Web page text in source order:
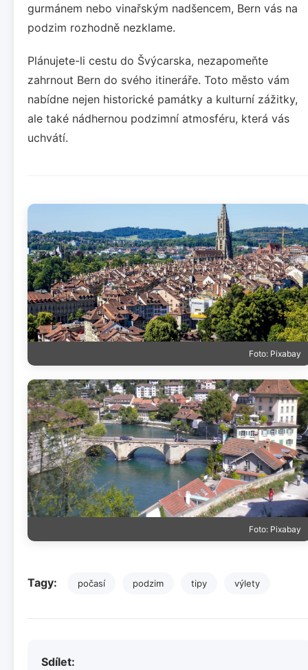
gurmánem nebo vinařským nadšencem, Bern vás na
podzim rozhodně nezklame.
Plánujete-li cestu do Švýcarska, nezapomeňte
zahrnout Bern do svého itineráře. Toto město vám
nabídne nejen historické památky a kulturní zážitky,
ale také nádhernou podzimní atmosféru, která vás
uchvátí.
Foto: Pixabay
Foto: Pixabay
Tagy: počasí podzim tipy výlety
Sdílet: